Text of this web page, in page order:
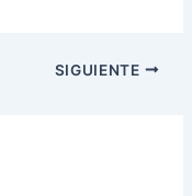
SIGUIENTE